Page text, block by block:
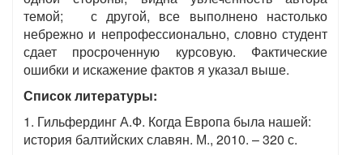
темой; с другой, все выполнено настолько
небрежно и непрофессионально, словно студент
сдает просроченную курсовую. Фактические
ошибки и искажение фактов я указал выше.
Список литературы:
1. Гильфердинг А.Ф. Когда Европа была нашей:
история балтийских славян. М., 2010. – 320 с.